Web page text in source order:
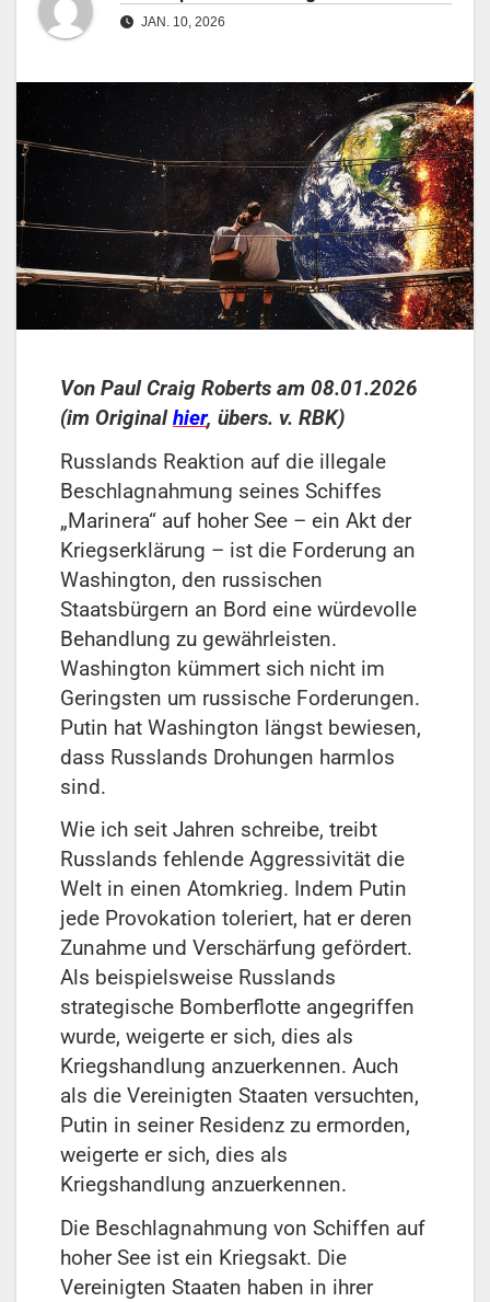
JAN. 10, 2026
Von Paul Craig Roberts am 08.01.2026
(im Originalhier, übers. v. RBK)
Russlands Reaktion auf die illegale
Beschlagnahmung seines Schiffes
„Marinera“ auf hoher See – ein Akt der
Kriegserklärung – ist die Forderung an
Washington, den russischen
Staatsbürgern an Bord eine würdevolle
Behandlung zu gewährleisten.
Washington kümmert sich nicht im
Geringsten um russische Forderungen.
Putin hat Washington längst bewiesen,
dass Russlands Drohungen harmlos
sind.
Wie ich seit Jahren schreibe, treibt
Russlands fehlende Aggressivität die
Welt in einen Atomkrieg. Indem Putin
jede Provokation toleriert, hat er deren
Zunahme und Verschärfung gefördert.
Als beispielsweise Russlands
strategische Bomberflotte angegriffen
wurde, weigerte er sich, dies als
Kriegshandlung anzuerkennen. Auch
als die Vereinigten Staaten versuchten,
Putin in seiner Residenz zu ermorden,
weigerte er sich, dies als
Kriegshandlung anzuerkennen.
Die Beschlagnahmung von Schiffen auf
hoher See ist ein Kriegsakt. Die
Vereinigten Staaten haben in ihrer